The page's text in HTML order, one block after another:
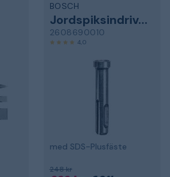
BOSCH
Jordspiksindrivare
2608690010
4,0
med SDS-Plusfäste
248 kr